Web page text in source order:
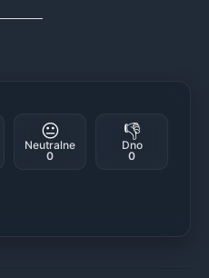
😐
Neutralne
0
👎
Dno
0